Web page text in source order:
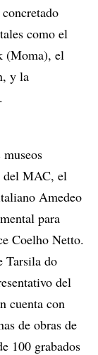
como el
(Moma), el
y la
del MAC, el
Amedeo
para
Coelho Netto.
Tarsila do
del
cuenta con
de obras de
100 grabados